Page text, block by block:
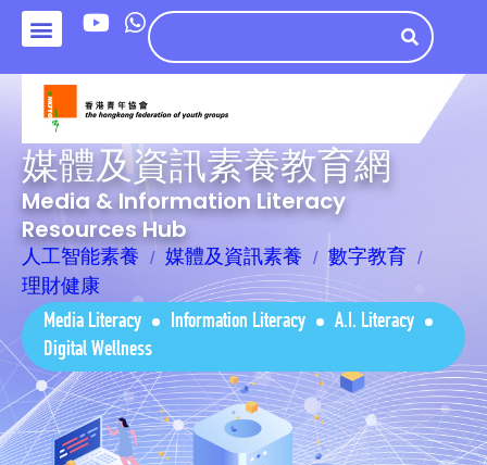
媒體及資訊素養教育網
Media & Information Literacy
Resources Hub
人工智能素養 媒體及資訊素養
數字教育
理財健康
Media Literacy Information Literacy
A.I. Literacy
Digital Wellness